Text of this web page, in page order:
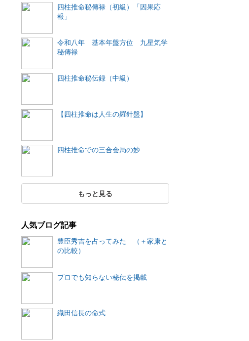
四柱推命秘傳禄（初級）「因果応
報」
令和八年 基本年盤方位 九星気学
秘傳禄
四柱推命秘伝録（中級）
【四柱推命は人生の羅針盤】
四柱推命での三合会局の妙
もっと見る
人気ブログ記事
豊臣秀吉を占ってみた （＋家康と
の比較）
プロでも知らない秘伝を掲載
織田信長の命式